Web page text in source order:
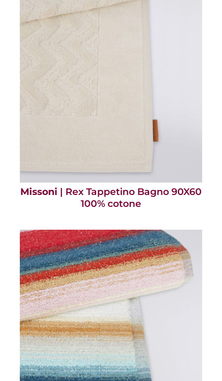
Missoni | Rex Tappetino Bagno 90X60
100% cotone